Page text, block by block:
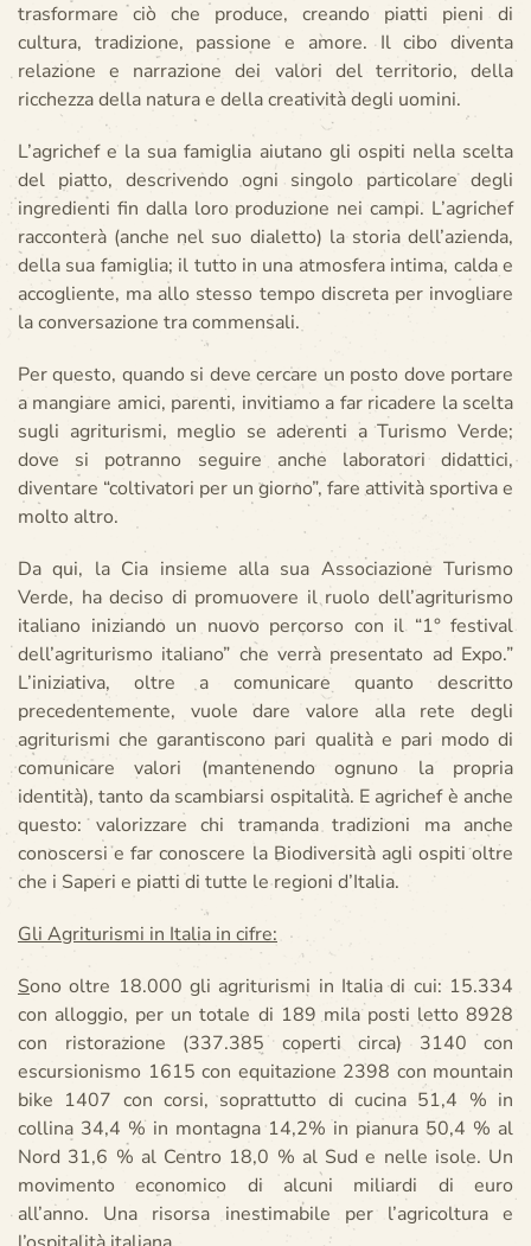
trasformare ciò che produce, creando piatti pieni di
cultura, tradizione, passione e amore. Il cibo diventa
relazione e narrazione dei valori del territorio, della
ricchezza della natura e della creatività degli uomini.
L’agrichef e la sua famiglia aiutano gli ospiti nella scelta
del piatto, descrivendo ogni singolo particolare degli
ingredienti fin dalla loro produzione nei campi. L’agrichef
racconterà (anche nel suo dialetto) la storia dell’azienda,
della sua famiglia; il tutto in una atmosfera intima, calda e
accogliente, ma allo stesso tempo discreta per invogliare
la conversazione tra commensali.
Per questo, quando si deve cercare un posto dove portare
a mangiare amici, parenti, invitiamo a far ricadere la scelta
sugli agriturismi, meglio se aderenti a Turismo Verde;
dove si potranno seguire anche laboratori didattici,
diventare “coltivatori per un giorno”, fare attività sportiva e
molto altro.
Da qui, la Cia insieme alla sua Associazione Turismo
Verde, ha deciso di promuovere il ruolo dell’agriturismo
italiano iniziando un nuovo percorso con il “1° festival
dell’agriturismo italiano” che verrà presentato ad Expo.”
L’iniziativa, oltre a comunicare quanto descritto
precedentemente, vuole dare valore alla rete degli
agriturismi che garantiscono pari qualità e pari modo di
comunicare valori (mantenendo ognuno la propria
identità), tanto da scambiarsi ospitalità. E agrichef è anche
questo: valorizzare chi tramanda tradizioni ma anche
conoscersi e far conoscere la Biodiversità agli ospiti oltre
che i Saperi e piatti di tutte le regioni d’Italia.
Gli Agriturismi in Italia in cifre:
Sono oltre 18.000 gli agriturismi in Italia di cui: 15.334
con alloggio, per un totale di 189 mila posti letto 8928
con ristorazione (337.385 coperti circa) 3140 con
escursionismo 1615 con equitazione 2398 con mountain
bike 1407 con corsi, soprattutto di cucina 51,4 % in
collina 34,4 % in montagna 14,2% in pianura 50,4 % al
Nord 31,6 % al Centro 18,0 % al Sud e nelle isole. Un
movimento economico di alcuni miliardi di euro
all’anno. Una risorsa inestimabile per l’agricoltura e